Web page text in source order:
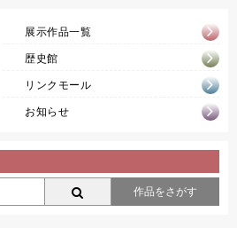
展示作品一覧
歴史館
リンクモール
お知らせ
作品をさがす